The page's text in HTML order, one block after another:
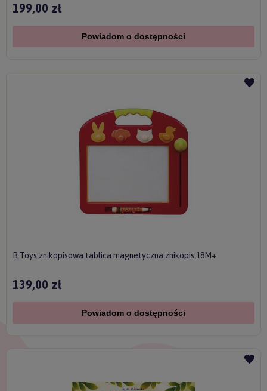
199,00 zł
Powiadom o dostępności
B.Toys znikopisowa tablica magnetyczna znikopis 18M+
139,00 zł
Powiadom o dostępności